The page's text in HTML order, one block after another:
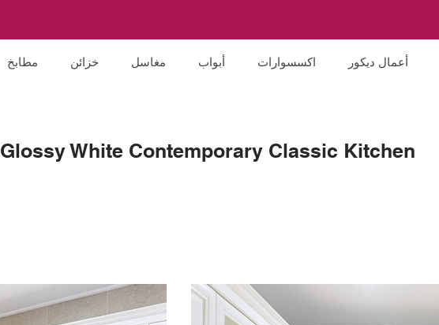
مطابخ خزائن مغاسل أبواب اكسسوارات أعمال ديكور
Glossy White Contemporary Classic Kitchen